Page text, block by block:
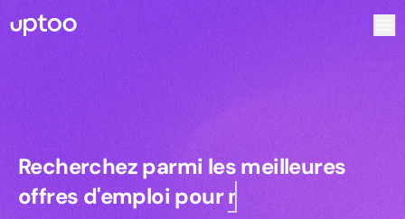
Recherchez parmi les meilleures
Recherchez parmi les meilleures
offres d'emploi pourmanagers